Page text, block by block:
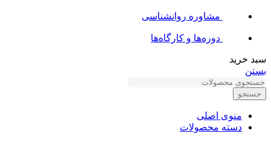
مشاوره روانشناسی
دوره‌ها و کارگاه‌ها
سبد خرید
بستن
جستجو
منوی اصلی
دسته محصولات